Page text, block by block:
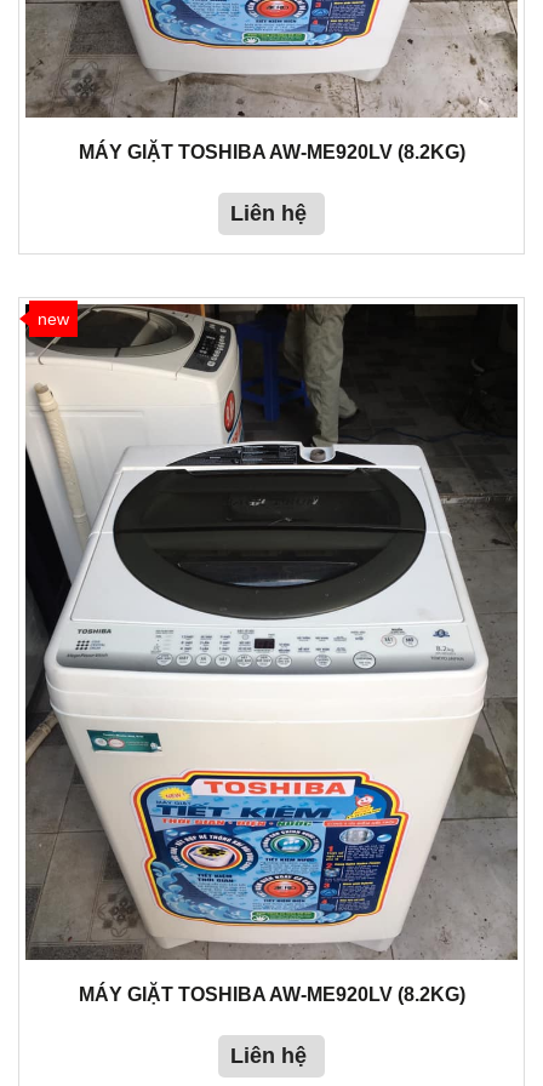
MÁY GIẶT TOSHIBA AW-ME920LV (8.2KG)
Liên hệ
new
MÁY GIẶT TOSHIBA AW-ME920LV (8.2KG)
Liên hệ